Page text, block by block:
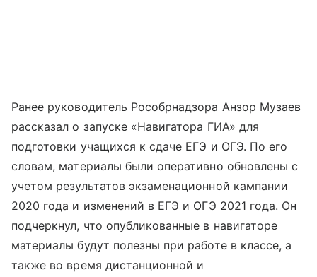
Ранее руководитель Рособрнадзора Анзор Музаев
рассказал о запуске «Навигатора ГИА» для
подготовки учащихся к сдаче ЕГЭ и ОГЭ. По его
словам, материалы были оперативно обновлены с
учетом результатов экзаменационной кампании
2020 года и изменений в ЕГЭ и ОГЭ 2021 года. Он
подчеркнул, что опубликованные в навигаторе
материалы будут полезны при работе в классе, а
также во время дистанционной и